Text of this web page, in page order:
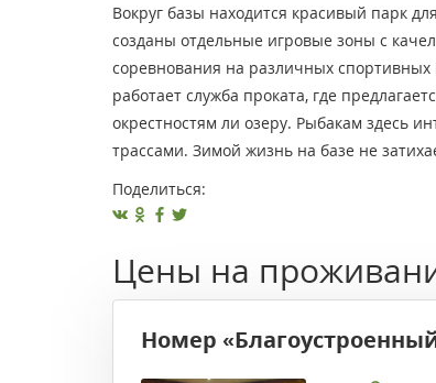
Вокруг базы находится красивый парк
созданы отдельные игровые зоны с
соревнования на различных спортивных
работает служба проката, где
окрестностям ли озеру. Рыбакам здесь
трассами. Зимой жизнь на базе не
Поделиться:
Цены на
Номер